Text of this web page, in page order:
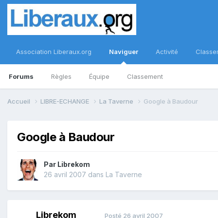
Association Liberaux.org Naviguer
Forums Règles Équipe Classement
Activité
Accueil LIBRE-ECHANGE La Taverne Google à Baudour
Google à Baudour
Par Librekom
26 avril 2007 dans La Taverne
Librekom Posté 26 avril 2007